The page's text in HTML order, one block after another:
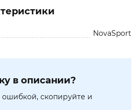
NovaSport
в описании?
ошибкой, скопируйте и